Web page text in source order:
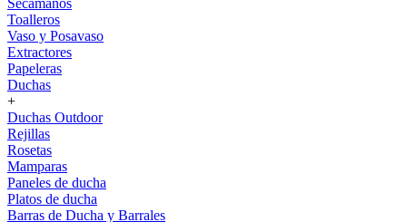
Secamanos
Toalleros
Vaso y Posavaso
Extractores
Papeleras
Duchas
+
Duchas Outdoor
Rejillas
Rosetas
Mamparas
Paneles de ducha
Platos de ducha
Barras de Ducha y Barrales